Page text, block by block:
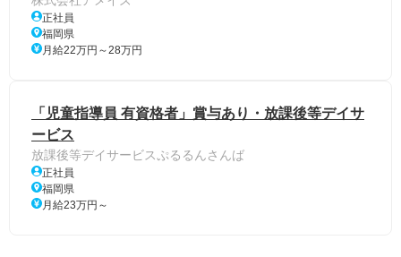
正社員
福岡県
月給22万円～28万円
「児童指導員 有資格者」賞与あり・放課後等デイサ
ービス
放課後等デイサービスぷるるんさんば
正社員
福岡県
月給23万円～